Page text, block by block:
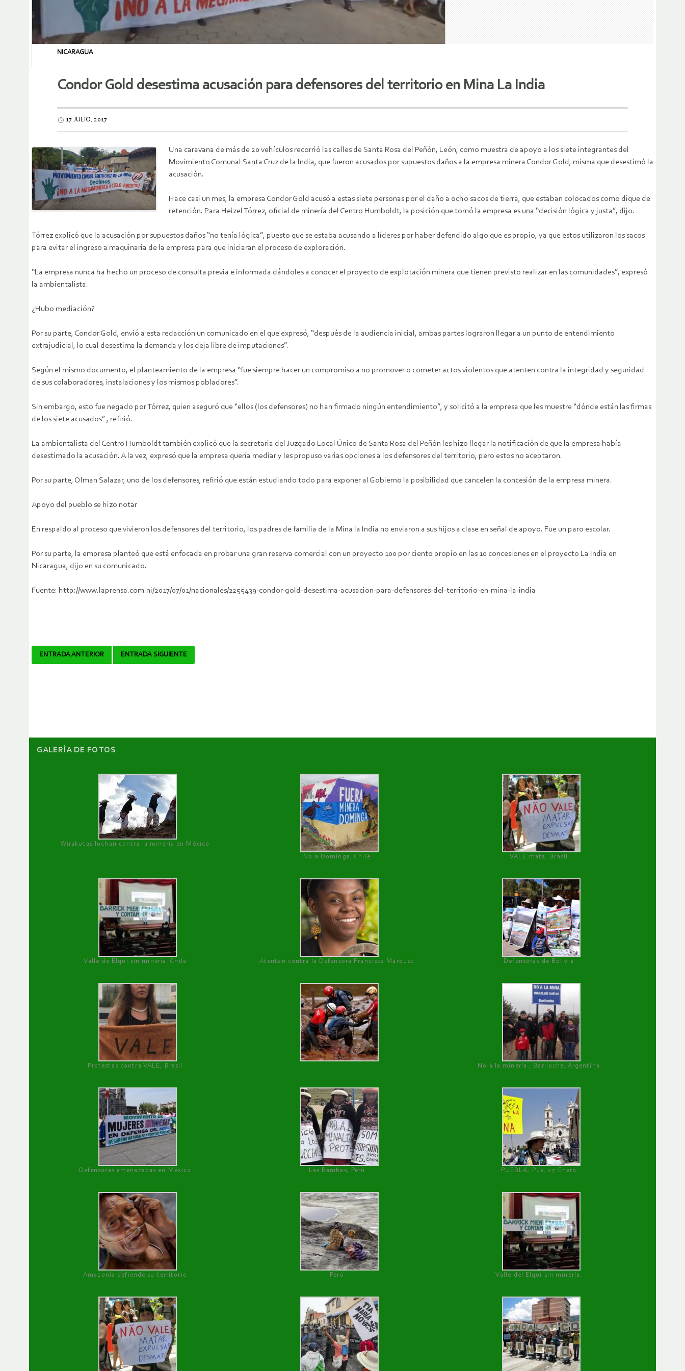
NICARAGUA
Condor Gold desestima acusación para defensores del territorio en Mina La India
17 JULIO, 2017
Una caravana de más de 20 vehículos recorrió las calles de Santa Rosa del Peñón, León, como muestra de apoyo a los siete integrantes del
Movimiento Comunal Santa Cruz de la India, que fueron acusados por supuestos daños a la empresa minera Condor Gold, misma que desestimó la
acusación.
Hace casi un mes, la empresa Condor Gold acusó a estas siete personas por el daño a ocho sacos de tierra, que estaban colocados como dique de
retención. Para Heizel Tórrez, oficial de minería del Centro Humboldt, la posición que tomó la empresa es una “decisión lógica y justa”, dijo.
Tórrez explicó que la acusación por supuestos daños “no tenía lógica”, puesto que se estaba acusando a líderes por haber defendido algo que es propio, ya que estos utilizaron los sacos
para evitar el ingreso a maquinaria de la empresa para que iniciaran el proceso de exploración.
“La empresa nunca ha hecho un proceso de consulta previa e informada dándoles a conocer el proyecto de explotación minera que tienen previsto realizar en las comunidades”, expresó
la ambientalista.
¿Hubo mediación?
Por su parte, Condor Gold, envió a esta redacción un comunicado en el que expresó, “después de la audiencia inicial, ambas partes lograron llegar a un punto de entendimiento
extrajudicial, lo cual desestima la demanda y los deja libre de imputaciones”.
Según el mismo documento, el planteamiento de la empresa “fue siempre hacer un compromiso a no promover o cometer actos violentos que atenten contra la integridad y seguridad
de sus colaboradores, instalaciones y los mismos pobladores”.
Sin embargo, esto fue negado por Tórrez, quien aseguró que “ellos (los defensores) no han firmado ningún entendimiento”, y solicitó a la empresa que les muestre “dónde están las firmas
de los siete acusados” , refirió.
La ambientalista del Centro Humboldt también explicó que la secretaria del Juzgado Local Único de Santa Rosa del Peñón les hizo llegar la notificación de que la empresa había
desestimado la acusación. A la vez, expresó que la empresa quería mediar y les propuso varias opciones a los defensores del territorio, pero estos no aceptaron.
Por su parte, Olman Salazar, uno de los defensores, refirió que están estudiando todo para exponer al Gobierno la posibilidad que cancelen la concesión de la empresa minera.
Apoyo del pueblo se hizo notar
En respaldo al proceso que vivieron los defensores del territorio, los padres de familia de la Mina la India no enviaron a sus hijos a clase en señal de apoyo. Fue un paro escolar.
Por su parte, la empresa planteó que está enfocada en probar una gran reserva comercial con un proyecto 100 por ciento propio en las 10 concesiones en el proyecto La India en
Nicaragua, dijo en su comunicado.
Fuente: http://www.laprensa.com.ni/2017/07/01/nacionales/2255439-condor-gold-desestima-acusacion-para-defensores-del-territorio-en-mina-la-india
Navegador
ENTRADA ANTERIOR ENTRADA SIGUIENTE
GALERÌA DE FOTOS
Wirakutas luchan contra la minería en México
No a Dominga, Chile
VALE mata, Brasil
Valle de Elqui sin minería. Chile Atentan contra la Defensora Francisca Márquez Defensoras de Bolivia
Protestas contra VALE, Brasil No a la minería , Bariloche, Argentina
Defensoras amenazadas en México Las Bambas, Perú PUEBLA, Pue, 27 Enero
Amazonía defiende su territorio Perú Valle del Elqui sin minería.